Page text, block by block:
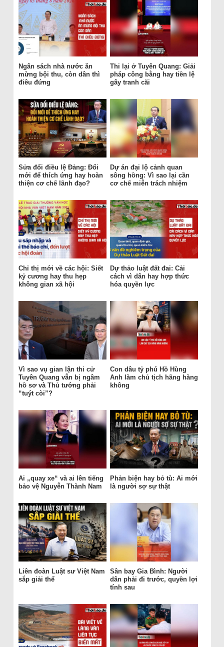
Ngân sách nhà nước ăn
mừng bội thu, còn dân thì
điêu đứng
Thi lại ở Tuyên Quang: Giải
pháp công bằng hay tiền lệ
gây tranh cãi
Sửa đổi điều lệ Đảng: Đổi
mới để thích ứng hay hoàn
thiện cơ chế lãnh đạo?
Dự án đại lộ cảnh quan
sông hồng: Vì sao lại cần
cơ chế miễn trách nhiệm
Chỉ thị mới về các hội: Siết
kỷ cương hay thu hẹp
không gian xã hội
Dự thảo luật đất đai: Cải
cách vì dân hay hợp thức
hóa quyền lực
Vì sao vụ gian lận thi cử
Tuyên Quang vẫn bị ngâm
hồ sơ và Thủ tướng phải
“tuýt còi”?
Con dâu tỷ phú Hồ Hùng
Anh làm chủ tịch hãng hàng
không
Ai „quay xe“ và ai lên tiếng
bảo vệ Nguyễn Thành Nam
Phản biện hay bỏ tù: Ai mới
là người sợ sự thật
Liên đoàn Luật sư Việt Nam
sắp giải thể
Sân bay Gia Bình: Người
dân phải đi trước, quyền lợi
tính sau